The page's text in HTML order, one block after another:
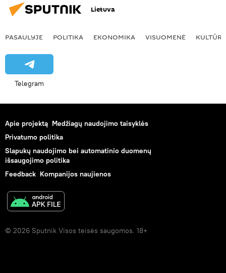
Lietuva
PASAULYJE POLITIKA EKONOMIKA VISUOMENĖ KULTŪRA
Telegram
Apie projektą Medžiagų naudojimo taisyklės
Privatumo politika
Slapukų naudojimo bei automatinio duomenų
išsaugojimo politika
Feedback Kompanijos naujienos
© 2026 Sputnik Visos teisės saugomos. 18+